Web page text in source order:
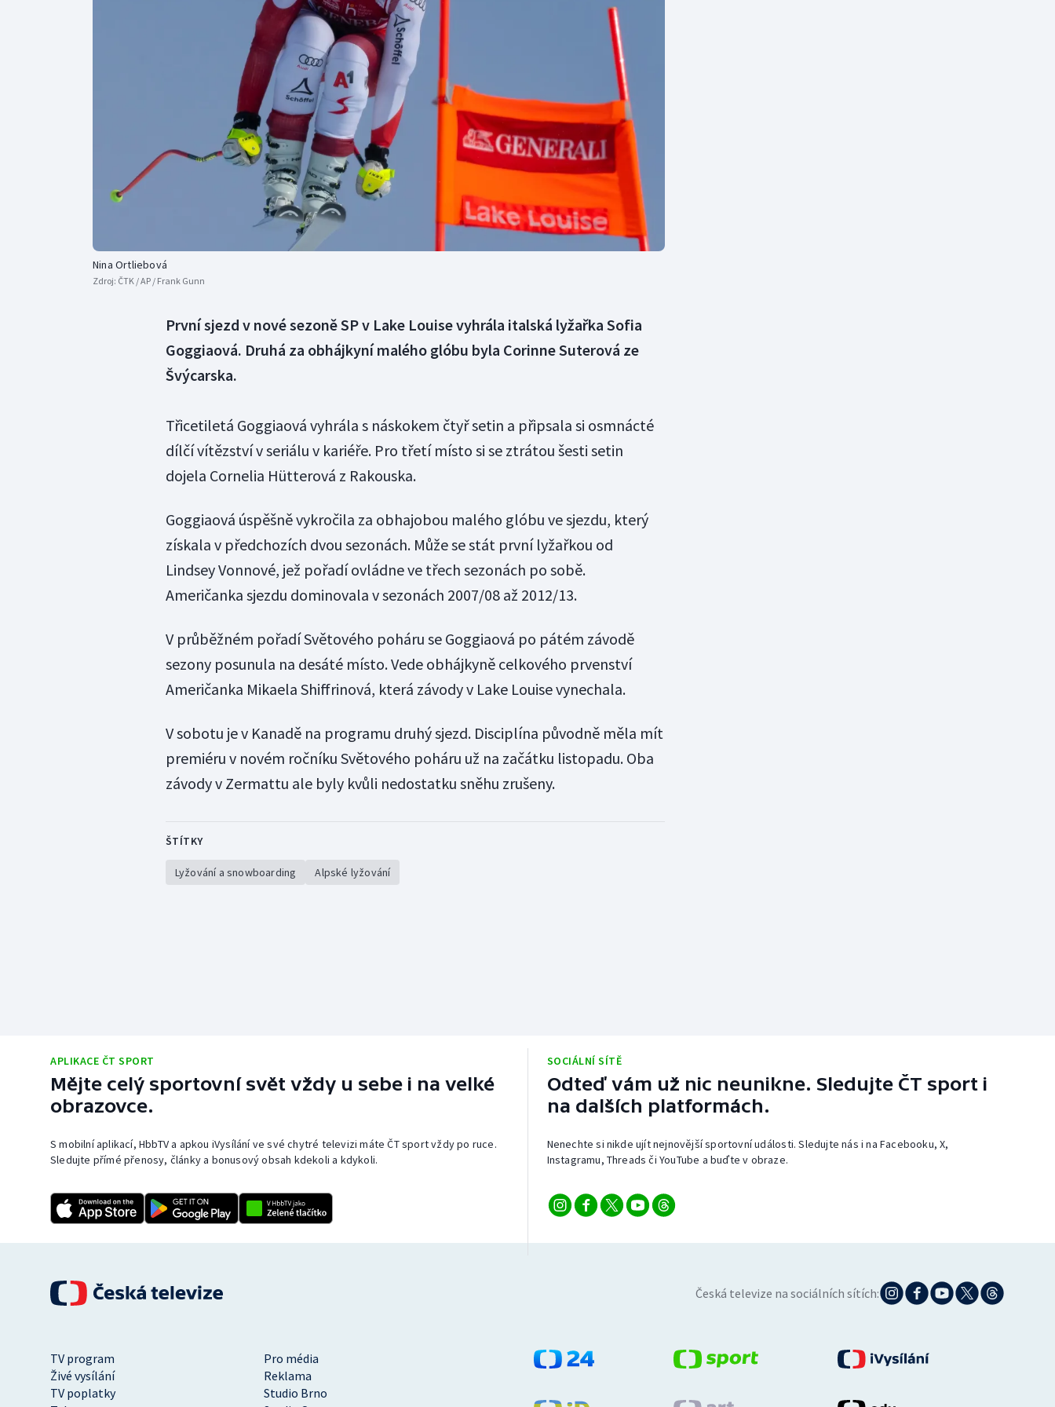
Curling
Dostihy
Florbal
Futsal
Golf
Gymnastika
Moderní pětiboj
Motorsport
Olympijské hry
Parasport
Plážový volejbal
Triatlon
Veslování
Vodní slalom
Volejbal
Ostatní
Nina Ortliebová
Zdroj: ČTK / AP / Frank Gunn
První sjezd v nové sezoně SP v Lake Louise vyhrála italská lyžařka Sofia
Goggiaová. Druhá za obhájkyní malého glóbu byla Corinne Suterová ze
Švýcarska.
Třicetiletá Goggiaová vyhrála s náskokem čtyř setin a připsala si osmnácté
dílčí vítězství v seriálu v kariéře. Pro třetí místo si se ztrátou šesti setin
dojela Cornelia Hütterová z Rakouska.
Goggiaová úspěšně vykročila za obhajobou malého glóbu ve sjezdu, který
získala v předchozích dvou sezonách. Může se stát první lyžařkou od
Lindsey Vonnové, jež pořadí ovládne ve třech sezonách po sobě.
Američanka sjezdu dominovala v sezonách 2007/08 až 2012/13.
V průběžném pořadí Světového poháru se Goggiaová po pátém závodě
sezony posunula na desáté místo. Vede obhájkyně celkového prvenství
Američanka Mikaela Shiffrinová, která závody v Lake Louise vynechala.
V sobotu je v Kanadě na programu druhý sjezd. Disciplína původně měla mít
premiéru v novém ročníku Světového poháru už na začátku listopadu. Oba
závody v Zermattu ale byly kvůli nedostatku sněhu zrušeny.
ŠTÍTKY
Lyžování a snowboarding Alpské lyžování
APLIKACE ČT SPORT
Mějte celý sportovní svět vždy u sebe i na velké
obrazovce.
S mobilní aplikací, HbbTV a apkou iVysílání ve své chytré televizi máte ČT sport vždy po ruce.
Sledujte přímé přenosy, články a bonusový obsah kdekoli a kdykoli.
SOCIÁLNÍ SÍTĚ
Odteď vám už nic neunikne. Sledujte ČT sport i
na dalších platformách.
Nenechte si nikde ujít nejnovější sportovní události. Sledujte nás i na Facebooku, X,
Instagramu, Threads či YouTube a buďte v obraze.
Česká televize na sociálních sítích:
TV program
Pro média
Živé vysílání
Reklama
TV poplatky
Studio Brno